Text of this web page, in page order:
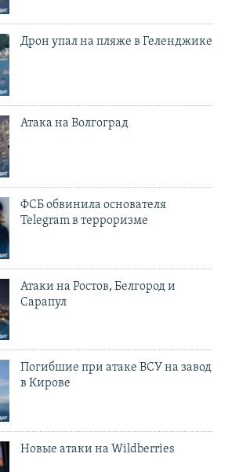
Дрон упал на пляже в Геленджике
Атака на Волгоград
ФСБ обвинила основателя
Telegram в терроризме
Атаки на Ростов, Белгород и
Сарапул
Погибшие при атаке ВСУ на завод
в Кирове
Новые атаки на Wildberries